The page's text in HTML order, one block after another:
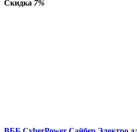
Скидка 7%